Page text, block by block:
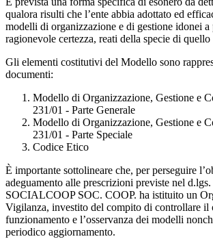
qualora risulti che l’ente abbia adottato ed
modelli di organizzazione e di gestione idonei a
ragionevole certezza, reati della specie di
Gli elementi costitutivi del Modello sono
documenti:
Modello di Organizzazione, Gestione e
231/01 - Parte Generale
Modello di Organizzazione, Gestione e
231/01 - Parte Speciale
Codice Etico
È importante sottolineare che, per perseguire
adeguamento alle prescrizioni previste nel d.lgs.
SOCIALCOOP SOC. COOP. ha istituito un
Vigilanza, investito del compito di controllare il
funzionamento e l’osservanza dei modelli
periodico aggiornamento.